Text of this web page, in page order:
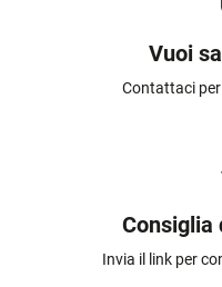
Vuoi
Contattaci
Consiglia
Invia il link per